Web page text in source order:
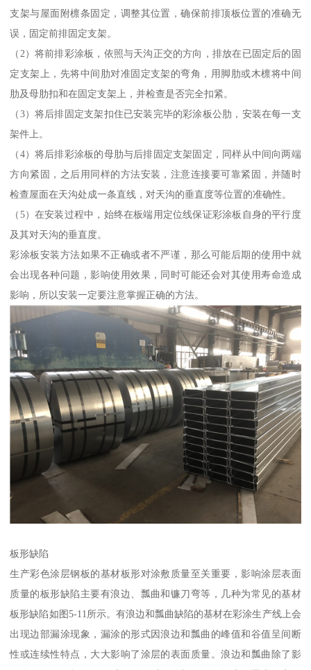
支架与屋面附檩条固定，调整其位置，确保前排顶板位置的准确无
误，固定前排固定支架。
（2）将前排彩涂板，依照与天沟正交的方向，排放在已固定后的固
定支架上，先将中间肋对准固定支架的弯角，用脚肋或木檩将中间
肋及母肋扣和在固定支架上，并检查是否完全扣紧。
（3）将后排固定支架扣住已安装完毕的彩涂板公肋，安装在每一支
架件上。
（4）将后排彩涂板的母肋与后排固定支架固定，同样从中间向两端
方向紧固，之后用同样的方法安装，注意连接要可靠紧固，并随时
检查屋面在天沟处成一条直线，对天沟的垂直度等位置的准确性。
（5）在安装过程中，始终在板端用定位线保证彩涂板自身的平行度
及其对天沟的垂直度。
彩涂板安装方法如果不正确或者不严谨，那么可能后期的使用中就
会出现各种问题，影响使用效果，同时可能还会对其使用寿命造成
影响，所以安装一定要注意掌握正确的方法。
板形缺陷
生产彩色涂层钢板的基材板形对涂敷质量至关重要，影响涂层表面
质量的板形缺陷主要有浪边、瓢曲和镰刀弯等，几种为常见的基材
板形缺陷如图5-11所示。有浪边和瓢曲缺陷的基材在彩涂生产线上会
出现边部漏涂现象，漏涂的形式因浪边和瓢曲的峰值和谷值呈间断
性或连续性特点，大大影响了涂层的表面质量。浪边和瓢曲除了影